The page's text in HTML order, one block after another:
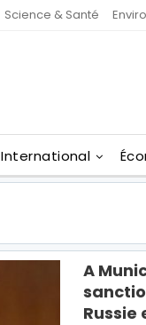
Science & Santé
International
A
Russie